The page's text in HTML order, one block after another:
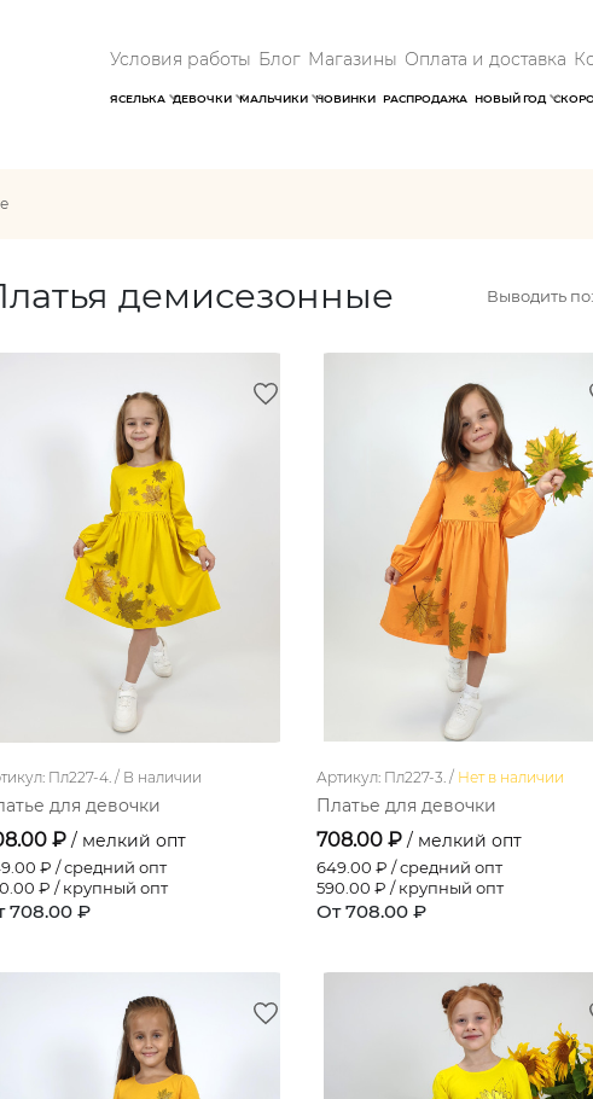
Условия работы Блог Магазины Оплата и доставка
ЯСЕЛЬКА ДЕВОЧКИ МАЛЬЧИКИ НОВИНКИ РАСПРОДАЖА НОВЫЙ ГОД
демисезонные Выводить по:
Пл227-4. / В наличии
для девочки
₽ / мелкий опт
₽ / средний опт
₽ / крупный опт
708.00 ₽
Артикул: Пл227-3. / Нет в наличии
Платье для девочки
708.00 ₽ / мелкий опт
649.00 ₽ / средний опт
590.00 ₽ / крупный опт
От 708.00 ₽